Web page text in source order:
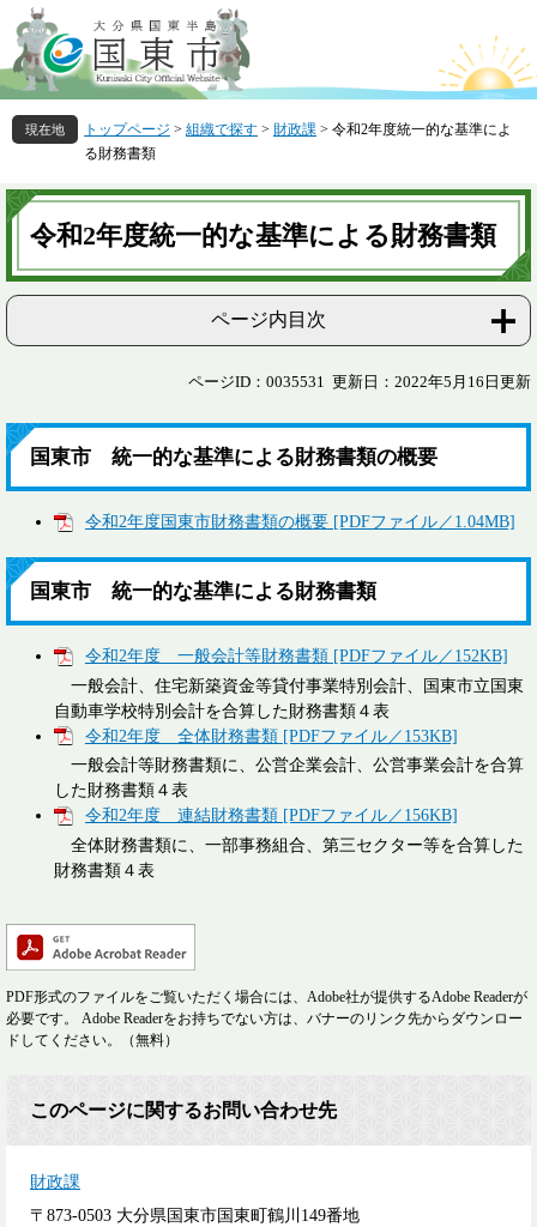
ー
ジ
の
先
頭
す
。
ニ
ュ
ー
を
飛
し
て
トップページ > 組織で探す > 財政課 > 令和2年度統一的な基準によ
る財務書類
本
文
令和2年度統一的な基準による財務書類
ページ内目次
ページID：0035531 更新日：2022年5月16日更新
国東市 統一的な基準による財務書類の概要
令和2年度国東市財務書類の概要 [PDFファイル／1.04MB]
国東市 統一的な基準による財務書類
令和2年度 一般会計等財務書類 [PDFファイル／152KB]
一般会計、住宅新築資金等貸付事業特別会計、国東市立国東
自動車学校特別会計を合算した財務書類４表
令和2年度 全体財務書類 [PDFファイル／153KB]
一般会計等財務書類に、公営企業会計、公営事業会計を合算
した財務書類４表
令和2年度 連結財務書類 [PDFファイル／156KB]
全体財務書類に、一部事務組合、第三セクター等を合算した
財務書類４表
PDF形式のファイルをご覧いただく場合には、Adobe社が提供するAdobe Readerが
必要です。
Adobe Readerをお持ちでない方は、バナーのリンク先からダウンロー
ドしてください。（無料）
このページに関するお問い合わせ先
財政課
〒873-0503 大分県国東市国東町鶴川149番地